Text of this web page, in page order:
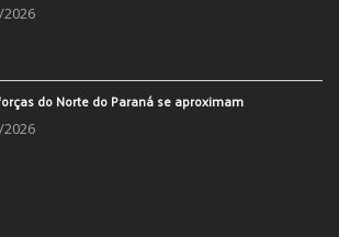
do Norte do Paraná se aproximam